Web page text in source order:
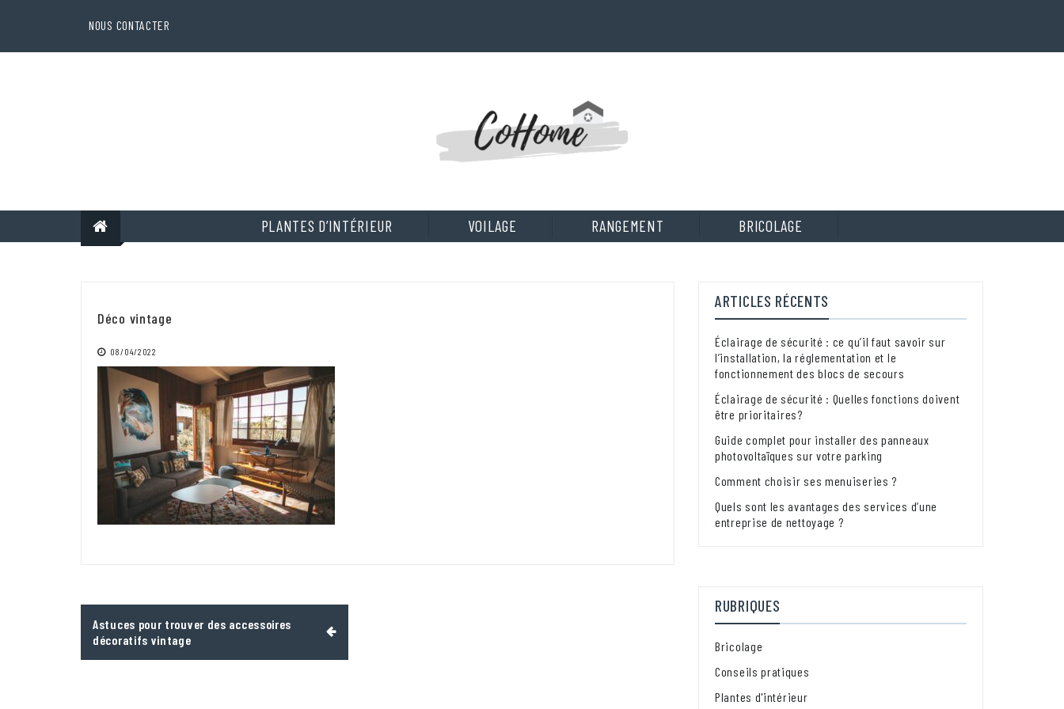
NOUS CONTACTER
PLANTES D’INTÉRIEUR VOILAGE RANGEMENT BRICOLAGE
Déco vintage
08/04/2022
Navigation
de
l’article
Astuces pour trouver des accessoires
décoratifs vintage
ARTICLES RÉCENTS
Éclairage de sécurité : ce qu’il faut savoir sur
l’installation, la réglementation et le
fonctionnement des blocs de secours
Éclairage de sécurité : Quelles fonctions doivent
être prioritaires?
Guide complet pour installer des panneaux
photovoltaïques sur votre parking
Comment choisir ses menuiseries ?
Quels sont les avantages des services d’une
entreprise de nettoyage ?
RUBRIQUES
Bricolage
Conseils pratiques
Plantes d'intérieur